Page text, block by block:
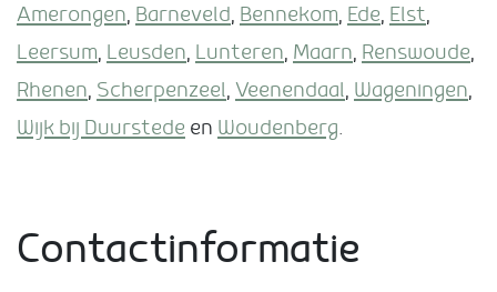
Amerongen, Barneveld, Bennekom, Ede, Elst,
Leersum, Leusden, Lunteren, Maarn, Renswoude,
Rhenen, Scherpenzeel, Veenendaal, Wageningen,
Wijk bij Duurstede en Woudenberg.
Contactinformatie